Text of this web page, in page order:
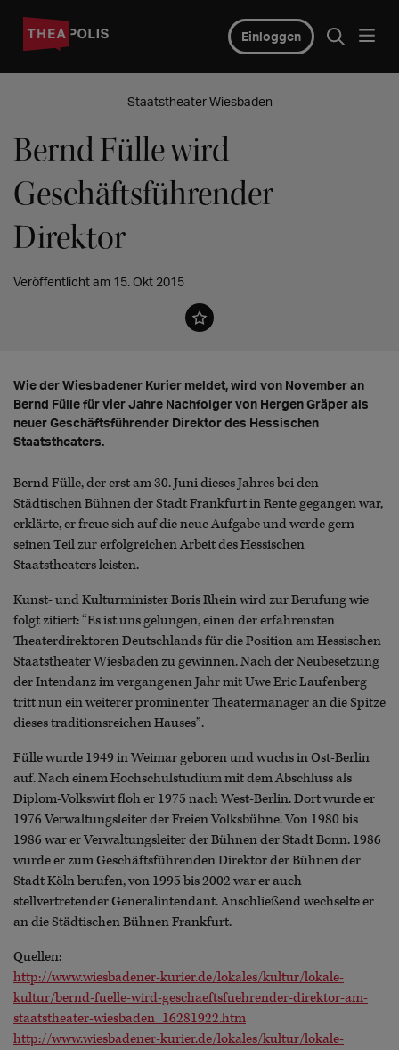
Einloggen
Staatstheater Wiesbaden
Bernd Fülle wird
Geschäftsführender
Direktor
Veröffentlicht am 15. Okt 2015
Wie der Wiesbadener Kurier meldet, wird von November an
Bernd Fülle für vier Jahre Nachfolger von Hergen Gräper als
neuer Geschäftsführender Direktor des Hessischen
Staatstheaters.
Bernd Fülle, der erst am 30. Juni dieses Jahres bei den
Städtischen Bühnen der Stadt Frankfurt in Rente gegangen war,
erklärte, er freue sich auf die neue Aufgabe und werde gern
seinen Teil zur erfolgreichen Arbeit des Hessischen
Staatstheaters leisten.
Kunst- und Kulturminister Boris Rhein wird zur Berufung wie
folgt zitiert: “Es ist uns gelungen, einen der erfahrensten
Theaterdirektoren Deutschlands für die Position am Hessischen
Staatstheater Wiesbaden zu gewinnen. Nach der Neubesetzung
der Intendanz im vergangenen Jahr mit Uwe Eric Laufenberg
tritt nun ein weiterer prominenter Theatermanager an die Spitze
dieses traditionsreichen Hauses”.
Fülle wurde 1949 in Weimar geboren und wuchs in Ost-Berlin
auf. Nach einem Hochschulstudium mit dem Abschluss als
Diplom-Volkswirt floh er 1975 nach West-Berlin. Dort wurde er
1976 Verwaltungsleiter der Freien Volksbühne. Von 1980 bis
1986 war er Verwaltungsleiter der Bühnen der Stadt Bonn. 1986
wurde er zum Geschäftsführenden Direktor der Bühnen der
Stadt Köln berufen, von 1995 bis 2002 war er auch
stellvertretender Generalintendant. Anschließend wechselte er
an die Städtischen Bühnen Frankfurt.
Quellen:
http://www.wiesbadener-kurier.de/lokales/kultur/lokale-
kultur/bernd-fuelle-wird-geschaeftsfuehrender-direktor-am-
staatstheater-wiesbaden_16281922.htm
http://www.wiesbadener-kurier.de/lokales/kultur/lokale-